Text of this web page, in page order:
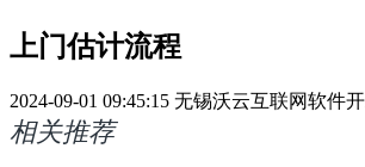
上门估计流程
2024-09-01 09:45:15 无锡沃云互联网软件
相关推荐